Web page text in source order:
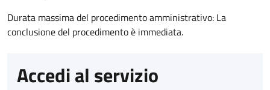
Durata massima del procedimento amministrativo: La
conclusione del procedimento è immediata.
Accedi al servizio